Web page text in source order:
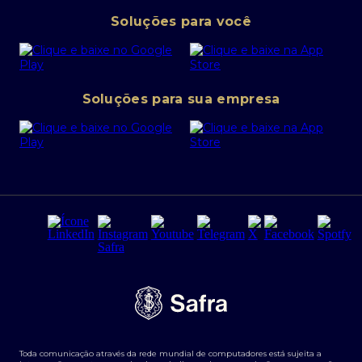
Canal de denúncias
Política de Segurança Cibernética
Portal da Privacidade
PRSAC
Regras e Parâmetros de Atuação Banco Safra
Segurança da Informação
Tarifas e serviços Pessoa Física
Transparência de remuneração
Abra sua conta PJ
SafraPay
Cartão Safra Empresas
Empréstimo e financiamentos PJ
Derivativos
Agronegócios
Soluções para você
Soluções para sua empresa
Toda comunicação através da rede mundial de computadores está sujeita a